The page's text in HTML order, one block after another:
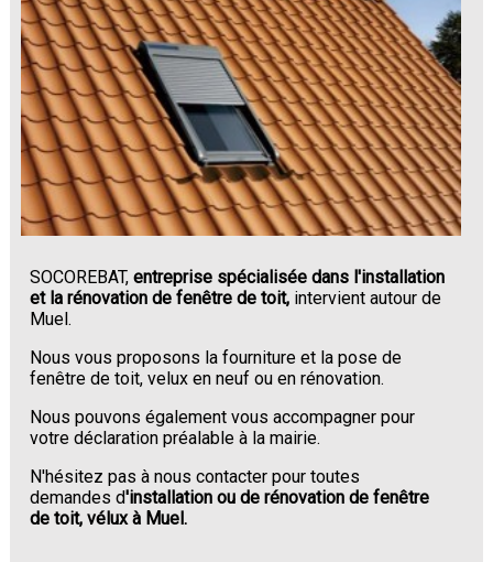
SOCOREBAT,entreprise spécialisée dans l'installation
et la rénovation de fenêtre de toit, intervient autour de
Muel.
Nous vous proposons la fourniture et la pose de
fenêtre de toit, velux en neuf ou en rénovation.
Nous pouvons également vous accompagner pour
votre déclaration préalable à la mairie.
N'hésitez pas à nous contacter pour toutes
demandes d'installation ou de rénovation de fenêtre
de toit, vélux à Muel.